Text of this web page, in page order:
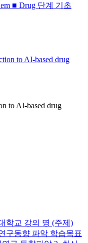
■ Drug 단계 기초
to AI-based drug
학교 강의 명 (주제)
구동향 파악 학습목표